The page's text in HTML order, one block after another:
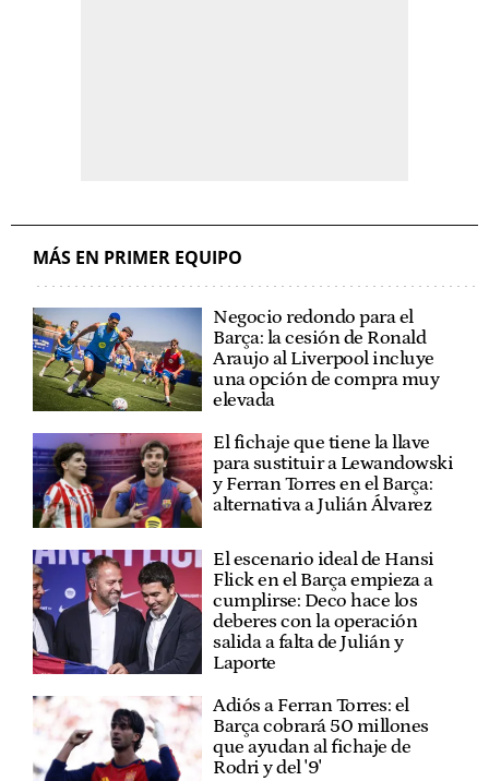
MÁS EN PRIMER EQUIPO
Negocio redondo para el
Barça: la cesión de Ronald
Araujo al Liverpool incluye
una opción de compra muy
elevada
El fichaje que tiene la llave
para sustituir a Lewandowski
y Ferran Torres en el Barça:
alternativa a Julián Álvarez
El escenario ideal de Hansi
Flick en el Barça empieza a
cumplirse: Deco hace los
deberes con la operación
salida a falta de Julián y
Laporte
Adiós a Ferran Torres: el
Barça cobrará 50 millones
que ayudan al fichaje de
Rodri y del '9'